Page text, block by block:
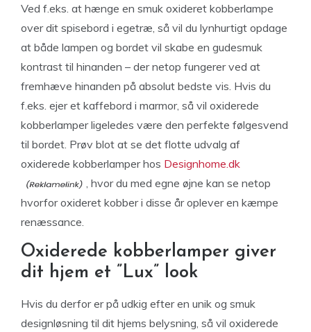
Ved f.eks. at hænge en smuk oxideret kobberlampe
over dit spisebord i egetræ, så vil du lynhurtigt opdage
at både lampen og bordet vil skabe en gudesmuk
kontrast til hinanden – der netop fungerer ved at
fremhæve hinanden på absolut bedste vis. Hvis du
f.eks. ejer et kaffebord i marmor, så vil oxiderede
kobberlamper ligeledes være den perfekte følgesvend
til bordet. Prøv blot at se det flotte udvalg af
oxiderede kobberlamper hos Designhome.dk
, hvor du med egne øjne kan se netop
hvorfor oxideret kobber i disse år oplever en kæmpe
renæssance.
Oxiderede kobberlamper giver
dit hjem et ”Lux” look
Hvis du derfor er på udkig efter en unik og smuk
designløsning til dit hjems belysning, så vil oxiderede